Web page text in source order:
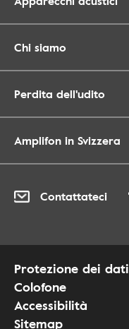
Chi siamo
Perdita dell'udito
Amplifon in Svizzera
Contattateci
Protezione dei dati
Colofone
Accessibilità
Sitemap